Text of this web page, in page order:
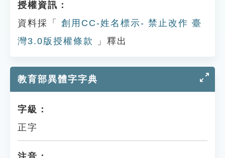
授權資訊：
資料採「
創用CC-姓名標示- 禁止改作 臺
灣3.0版授權條款
」釋出
教育部異體字字典
字級：
正字